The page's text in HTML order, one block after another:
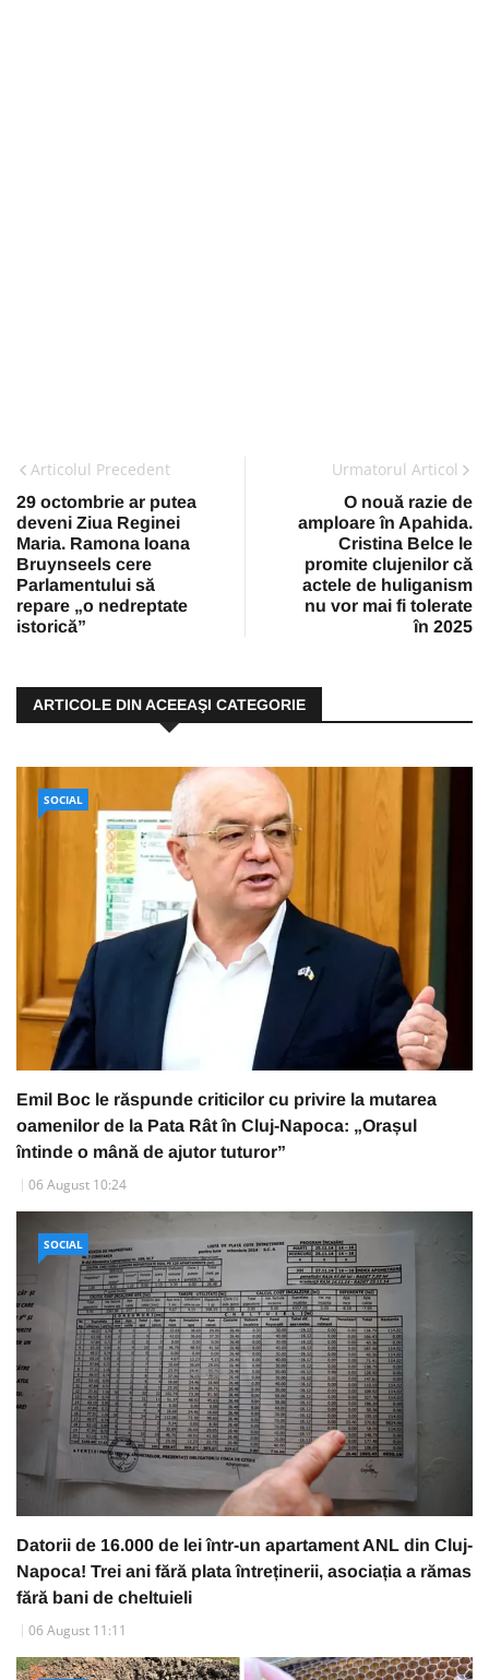
Articolul Precedent
29 octombrie ar putea
deveni Ziua Reginei
Maria. Ramona Ioana
Bruynseels cere
Parlamentului să
repare „o nedreptate
istorică”
Urmatorul Articol
O nouă razie de
amploare în Apahida.
Cristina Belce le
promite clujenilor că
actele de huliganism
nu vor mai fi tolerate
în 2025
ARTICOLE DIN ACEEAŞI CATEGORIE
SOCIAL
Emil Boc le răspunde criticilor cu privire la mutarea
oamenilor de la Pata Rât în Cluj-Napoca: „Orașul
întinde o mână de ajutor tuturor”
06 August 10:24
SOCIAL
Datorii de 16.000 de lei într-un apartament ANL din Cluj-
Napoca! Trei ani fără plata întreținerii, asociația a rămas
fără bani de cheltuieli
06 August 11:11